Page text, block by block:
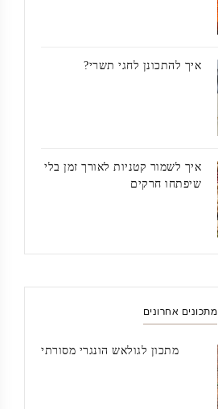
איך להתכונן לחגי תשרי?
איך לשמור קטניות לאורך זמן בלי
שיפתחו חרקים
מתכונים אחרונים
מתכון לגולאש הונגרי מסורתי